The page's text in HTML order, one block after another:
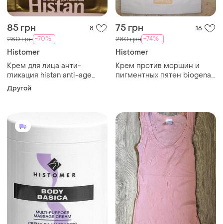
85 грн 8
280 грн -70%
Histomer
Крем для лица анти-
гликация histan anti-age
spf20 histomer, новый
Другой
75 грн 16
280 грн -74%
Histomer
Крем против морщин и
пигментных пятен biogena